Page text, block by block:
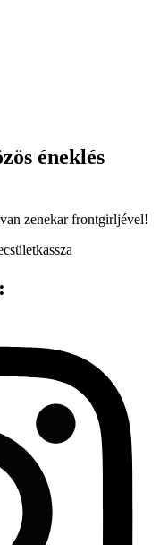
éneklés
zenekar frontgirljével!
: